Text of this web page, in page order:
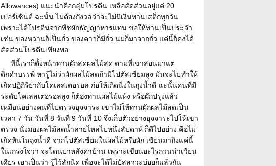
Allowances) แนะนำคือกลุ่มโปรตีน เหลือสัดส่วนอยู่แค่ 20
เปอร์เซ็นต์ ฉะนั้น ไม่ต้องกังวลว่าจะไม่มีเงินทานเสต็กทุกวัน
เพราะได้โปรตีนจากพืชผักธัญญาหารแทน ขอให้ทานเป็นประจำ
เช่น ของหวานก็เป็นถั่ว ของคาวก็มีถั่ว นมก็มาจากถั่ว แค่นี้ก็คงได้
สัดส่วนโปรตีนเพียงพอ
ทีนี้เราก็ตั้งหน้าทานผักสดผลไม้สด ตามที่เขาสอนมาแต่
ดึกดำบรรพ์ หารู้ไม่ว่าผักผลไม้สดถ้ามีโปตัสเซี่ยมสูง มันจะไปทำให้
เกิดปฏิกิริยากับโคเลสเตอรอล ก่อให้เกิดนิ่งในถุงน้ำดี ฉะนั้นคนที่มี
ระดับโคเลสเตอรอลสูง ก็ต้องทานผลไม้แห้ง หรือผักปรุงแล้ว
เหมือนอย่างคนที่ไปตรวจอุจจาระ เขาไม่ให้ทานผักผลไม้สดเป็น
เวลา 7 วัน วันที่ 8 วันที่ 9 วันที่ 10 จึงเก็บตัวอย่างอุจจาระไปให้เขา
ตรวจ นั่งมองผลไม้สดน้ำลายไหลไปหนึ่งสัปดาห์ ก็ดีไปอย่าง คือไม่
เกิดหินในถุงน้ำดี จากโปตัสเซี่ยมในผลไม้หรือผัก เขียนมาถึงแค่นี้
ในเกรงใจว่า จะโดนปาหลังคาบ้าน เพราะเขียนอะไรกวนน่าเวียน
เศียร เอาเป็นว่า รู้ไว้สักนิด เพื่อจะได้ไม่ปัสสาวะบ่อยก็แล้วกัน